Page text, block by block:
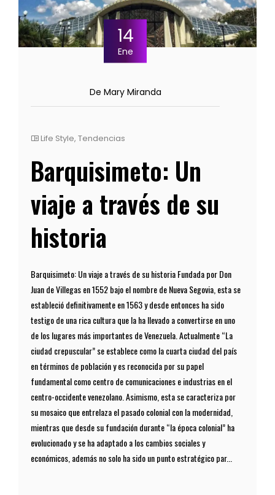
14
Ene
De Mary Miranda
Life Style, Tendencias
Barquisimeto: Un
viaje a través de su
historia
Barquisimeto: Un viaje a través de su historia Fundada por Don
Juan de Villegas en 1552 bajo el nombre de Nueva Segovia, esta se
estableció definitivamente en 1563 y desde entonces ha sido
testigo de una rica cultura que la ha llevado a convertirse en uno
de los lugares más importantes de Venezuela. Actualmente “La
ciudad crepuscular” se establece como la cuarta ciudad del país
en términos de población y es reconocida por su papel
fundamental como centro de comunicaciones e industrias en el
centro-occidente venezolano. Asimismo, esta se caracteriza por
su mosaico que entrelaza el pasado colonial con la modernidad,
mientras que desde su fundación durante “la época colonial” ha
evolucionado y se ha adaptado a los cambios sociales y
económicos, además no solo ha sido un punto estratégico par...